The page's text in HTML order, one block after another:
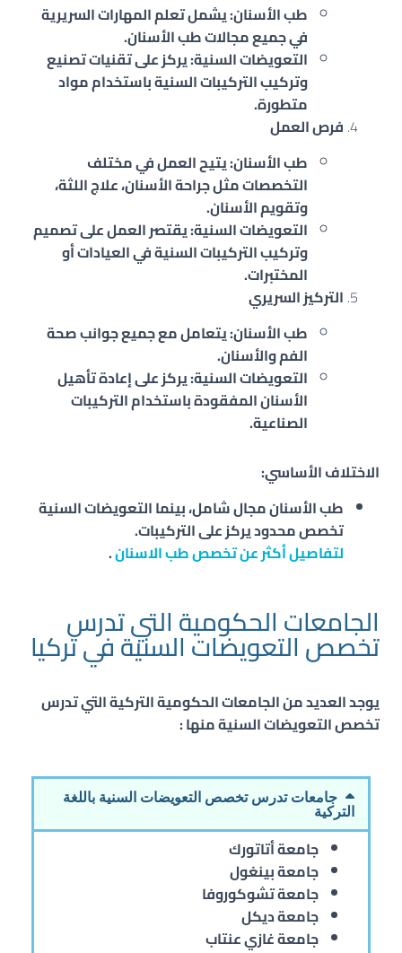
طب الأسنان: يشمل تعلم المهارات السريرية
في جميع مجالات طب الأسنان.
التعويضات السنية: يركز على تقنيات تصنيع
وتركيب التركيبات السنية باستخدام مواد
متطورة.
فرص العمل
طب الأسنان: يتيح العمل في مختلف
التخصصات مثل جراحة الأسنان، علاج اللثة،
وتقويم الأسنان.
التعويضات السنية: يقتصر العمل على تصميم
وتركيب التركيبات السنية في العيادات أو
المختبرات.
التركيز السريري
طب الأسنان: يتعامل مع جميع جوانب صحة
الفم والأسنان.
التعويضات السنية: يركز على إعادة تأهيل
الأسنان المفقودة باستخدام التركيبات
الصناعية.
الاختلاف الأساسي:
طب الأسنان مجال شامل، بينما التعويضات السنية
تخصص محدود يركز على التركيبات.
لتفاصيل أكثر عن تخصص طب الاسنان.
الجامعات الحكومية التي تدرس
تخصص التعويضات السنية في تركيا
يوجد العديد من الجامعات الحكومية التركية التي تدرس
تخصص التعويضات السنيةمنها :
جامعات تدرس تخصص التعويضات السنية باللغة
التركية
جامعة أتاتورك
جامعة بينغول
جامعة تشوكوروفا
جامعة ديكل
جامعة غازي عنتاب